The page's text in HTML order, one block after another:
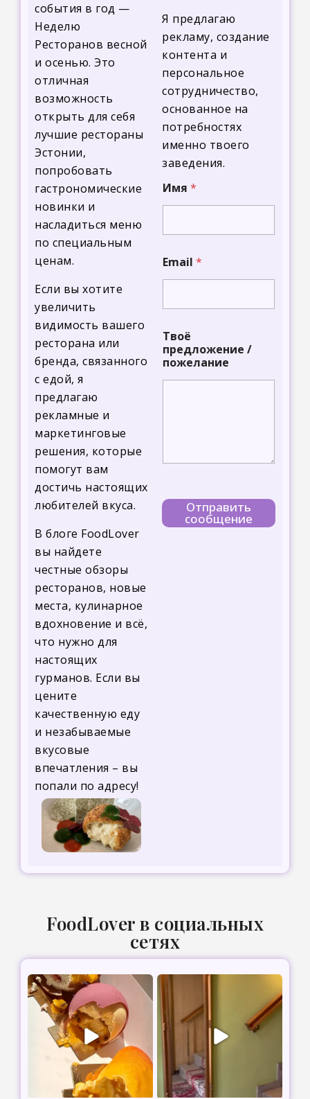
события в год —
Неделю
Ресторанов весной
и осенью. Это
отличная
возможность
открыть для себя
лучшие рестораны
Эстонии,
попробовать
гастрономические
новинки и
насладиться меню
по специальным
ценам.
Если вы хотите
увеличить
видимость вашего
ресторана или
бренда, связанного
с едой, я
предлагаю
рекламные и
маркетинговые
решения, которые
помогут вам
достичь настоящих
любителей вкуса.
В блоге FoodLover
вы найдете
честные обзоры
ресторанов, новые
места, кулинарное
вдохновение и всё,
что нужно для
настоящих
гурманов. Если вы
цените
качественную еду
и незабываемые
вкусовые
впечатления – вы
попали по адресу!
Я предлагаю
рекламу, создание
контента и
персональное
сотрудничество,
основанное на
потребностях
именно твоего
заведения.
Имя *
E
m
Т
в
о
ё
Email *
Твоё
предложение /
пожелание
Отправить
сообщение
FoodLover в социальных
сетях